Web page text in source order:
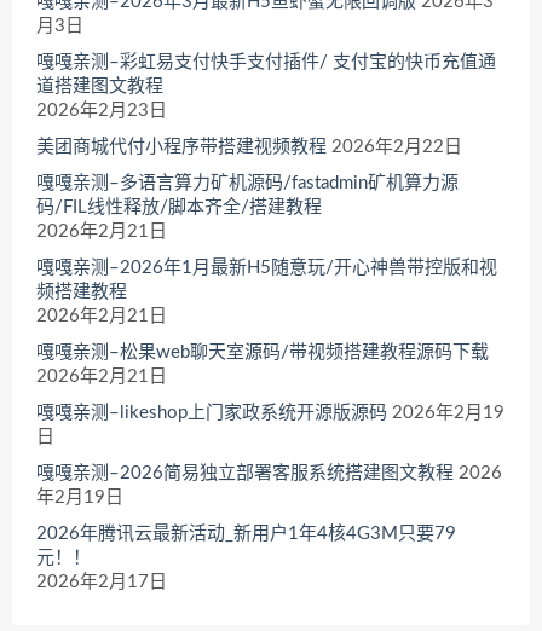
月3日
嘎嘎亲测–彩虹易支付快手支付插件/ 支付宝的快币充值通
道搭建图文教程
2026年2月23日
美团商城代付小程序带搭建视频教程 2026年2月22日
嘎嘎亲测–多语言算力矿机源码/fastadmin矿机算力源
码/FIL线性释放/脚本齐全/搭建教程
2026年2月21日
嘎嘎亲测–2026年1月最新H5随意玩/开心神兽带控版和视
频搭建教程
2026年2月21日
嘎嘎亲测–松果web聊天室源码/带视频搭建教程源码下载
2026年2月21日
嘎嘎亲测–likeshop上门家政系统开源版源码 2026年2月19
日
嘎嘎亲测–2026简易独立部署客服系统搭建图文教程 2026
年2月19日
2026年腾讯云最新活动_新用户1年4核4G3M只要79
元！！
2026年2月17日